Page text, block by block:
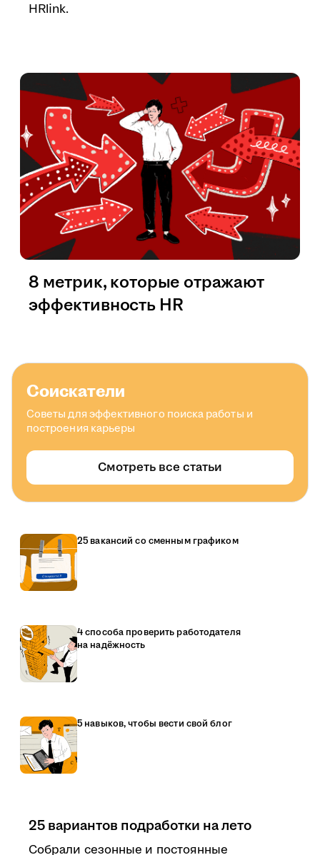
HRlink.
8 метрик, которые отражают
эффективность HR
Соискатели
Советы для эффективного поиска работы и
построения карьеры
Смотреть все статьи
25 вакансий со сменным графиком
4 способа проверить работодателя
на надёжность
5 навыков, чтобы вести свой блог
25 вариантов подработки на лето
Собрали сезонные и постоянные